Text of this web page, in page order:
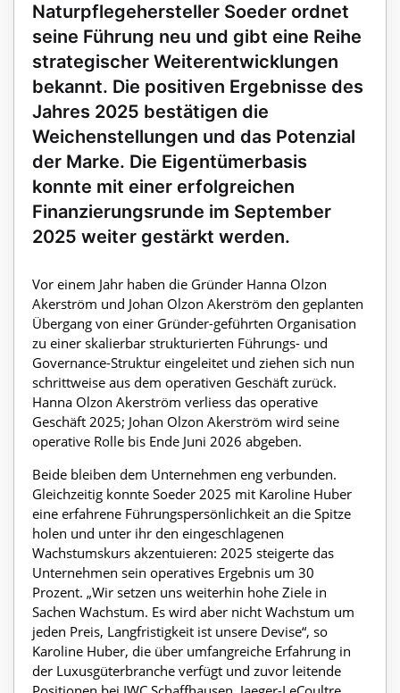
Naturpflegehersteller Soeder ordnet
seine Führung neu und gibt eine Reihe
strategischer Weiterentwicklungen
bekannt. Die positiven Ergebnisse des
Jahres 2025 bestätigen die
Weichenstellungen und das Potenzial
der Marke. Die Eigentümerbasis
konnte mit einer erfolgreichen
Finanzierungsrunde im September
2025 weiter gestärkt werden.
Vor einem Jahr haben die Gründer Hanna Olzon
Akerström und Johan Olzon Akerström den geplanten
Übergang von einer Gründer-geführten Organisation
zu einer skalierbar strukturierten Führungs- und
Governance-Struktur eingeleitet und ziehen sich nun
schrittweise aus dem operativen Geschäft zurück.
Hanna Olzon Akerström verliess das operative
Geschäft 2025; Johan Olzon Akerström wird seine
operative Rolle bis Ende Juni 2026 abgeben.
Beide bleiben dem Unternehmen eng verbunden.
Gleichzeitig konnte Soeder 2025 mit Karoline Huber
eine erfahrene Führungspersönlichkeit an die Spitze
holen und unter ihr den eingeschlagenen
Wachstumskurs akzentuieren: 2025 steigerte das
Unternehmen sein operatives Ergebnis um 30
Prozent. „Wir setzen uns weiterhin hohe Ziele in
Sachen Wachstum. Es wird aber nicht Wachstum um
jeden Preis, Langfristigkeit ist unsere Devise“, so
Karoline Huber, die über umfangreiche Erfahrung in
der Luxusgüterbranche verfügt und zuvor leitende